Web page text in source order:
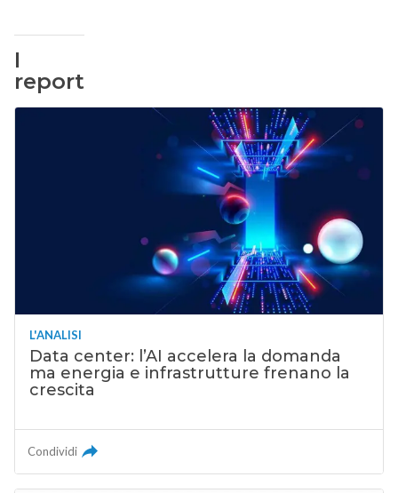
I
report
L'ANALISI
Data center: l’AI accelera la domanda
ma energia e infrastrutture frenano la
crescita
Condividi